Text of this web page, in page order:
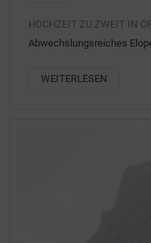
HOCHZEIT ZU ZWEIT IN
Abwechslungsreiches
WEITERLESEN